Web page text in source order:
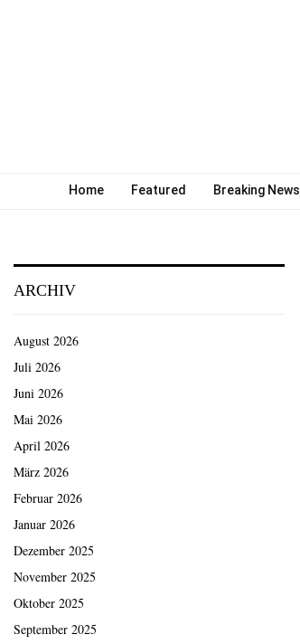
Home Featured Breaking News
ARCHIV
August 2026
Juli 2026
Juni 2026
Mai 2026
April 2026
März 2026
Februar 2026
Januar 2026
Dezember 2025
November 2025
Oktober 2025
September 2025